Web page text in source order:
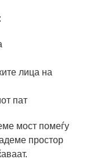
лица на
пат
мост помеѓу
простор